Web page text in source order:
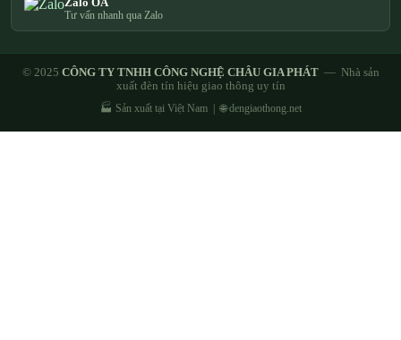
Tư vấn nhanh qua Zalo
© 2025 CÔNG TY TNHH CÔNG NGHỆ CHÂU GIA PHÁT— Nhà sản
xuất đèn tín hiệu giao thông uy tín
🏭 Sản xuất tại Việt Nam | 🌐 dengiaothong.net